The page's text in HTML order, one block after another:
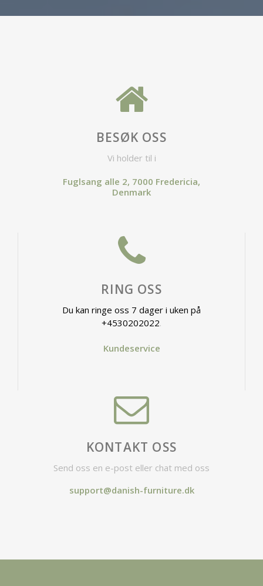
BESØK OSS
Vi holder til i
Fuglsang alle 2, 7000 Fredericia,
Denmark
RING OSS
Du kan ringe oss 7 dager i uken på
+4530202022.
Kundeservice
KONTAKT OSS
Send oss en e-post eller chat med oss
support@danish-furniture.dk